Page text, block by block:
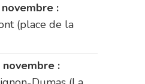
:
(place de la
novembre :